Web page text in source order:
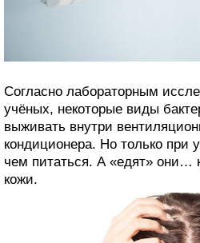
Согласно лабораторным
учёных, некоторые виды
выживать внутри
кондиционера. Но только при
чем питаться. А «едят» они…
кожи.